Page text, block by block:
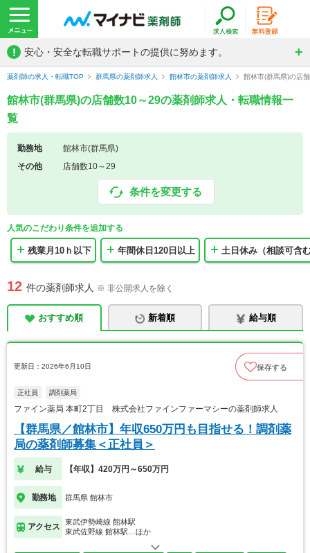
! 安心・安全な転職サポートの提供に努めます。
薬剤師の求人・転職TOP 群馬県の薬剤師求人 館林市の薬剤師求人 館林市(群馬県)の店
館林市(群馬県)の店舗数10～29の薬剤師求人・転職情報一
覧
勤務地
館林市(群馬県)
その他
店舗数10～29
条件を変更する
人気のこだわり条件を追加する
残業月10ｈ以下 年間休日120日以上 土日休み（相談可含
12 件の薬剤師求人 ※ 非公開求人を除く
おすすめ順 新着順 給与順
更新日：2026年6月10日 保存する
正社員 調剤薬局
ファイン薬局 本町2丁目 株式会社ファインファーマシーの薬剤師求人
【群馬県／館林市】年収650万円も目指せる！調剤薬
局の薬剤師募集＜正社員＞
給与 【年収】420万円～650万円
勤務地 群馬県 館林市
アクセス
東武伊勢崎線 館林駅
東武佐野線 館林駅…ほか